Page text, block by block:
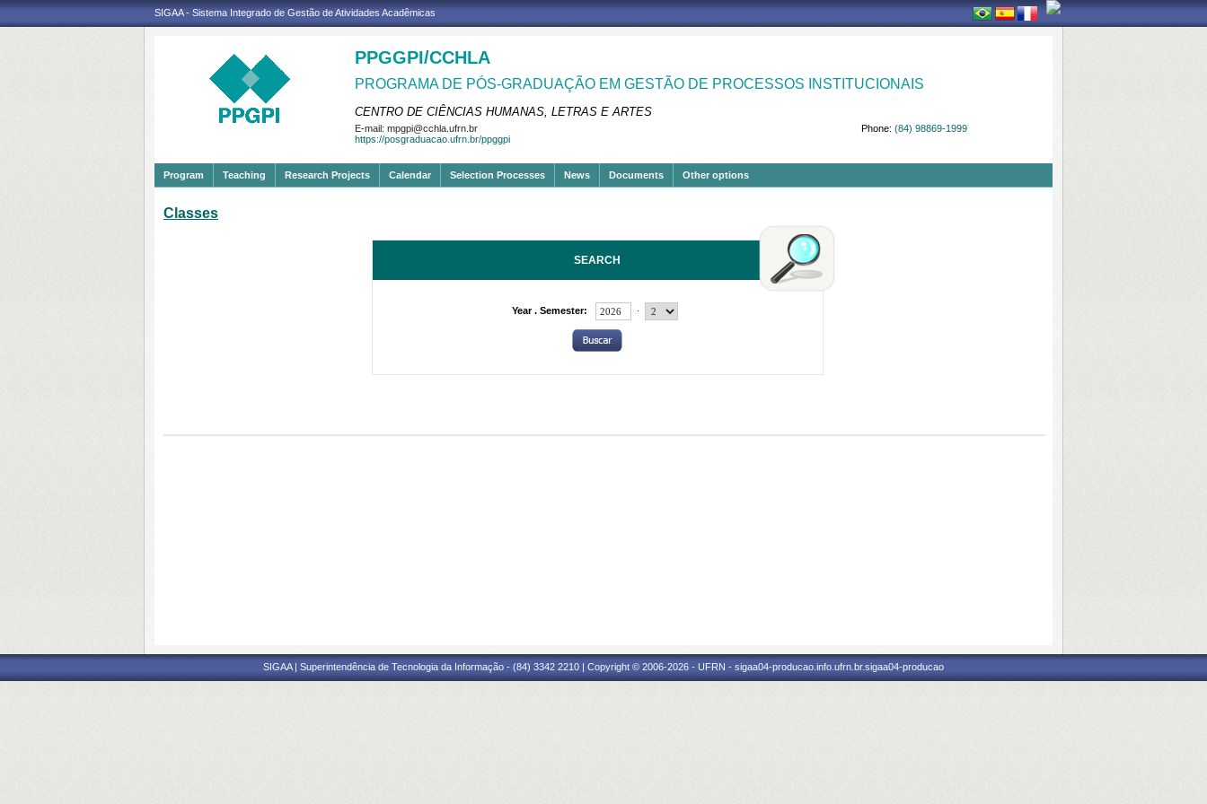
SIGAA - Sistema Integrado de Gestão de Atividades Acadêmicas
PPGGPI/CCHLA
PROGRAMA DE PÓS-GRADUAÇÃO EM GESTÃO DE PROCESSOS INSTITUCIONAIS
CENTRO DE CIÊNCIAS HUMANAS, LETRAS E ARTES
Phone: (84) 98869-1999
E-mail: mpgpi@cchla.ufrn.br
https://posgraduacao.ufrn.br/ppggpi
Program Teaching Research Projects Calendar Selection Processes News Documents Other options
Classes
SEARCH
Year . Semester:
SIGAA | Superintendência de Tecnologia da Informação - (84) 3342 2210 | Copyright © 2006-2026 - UFRN - sigaa04-producao.info.ufrn.br.sigaa04-producao